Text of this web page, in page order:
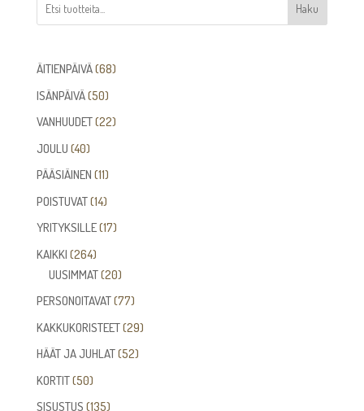
Haku
ÄITIENPÄIVÄ 6868
ISÄNPÄIVÄ 5050
tuotetta
VANHUUDET 2222
JOULU 4040
tuotetta
PÄÄSIÄINEN 1111
tuotetta
POISTUVAT 1414
tuotetta
YRITYKSILLE 1717
KAIKKI 264264
tuotetta
UUSIMMAT 2020
tuotetta
PERSONOITAVAT 7777
tuotetta
KAKKUKORISTEET 2929
HÄÄT JA JUHLAT 5252
KORTIT 5050
tuotetta
SISUSTUS 135135